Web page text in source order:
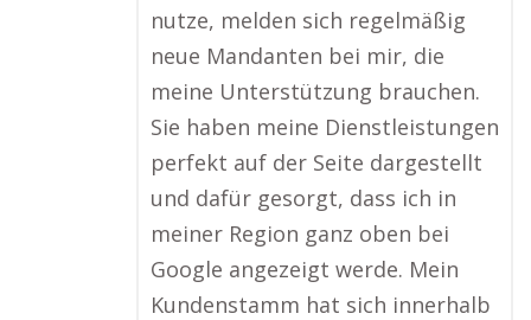
nutze, melden sich regelmäßig
neue Mandanten bei mir, die
meine Unterstützung brauchen.
Sie haben meine Dienstleistungen
perfekt auf der Seite dargestellt
und dafür gesorgt, dass ich in
meiner Region ganz oben bei
Google angezeigt werde. Mein
Kundenstamm hat sich innerhalb